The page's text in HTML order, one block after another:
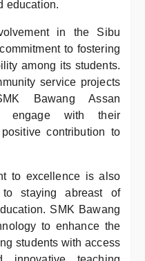
education.
in the Sibu
to fostering
among its students.
service projects
Bawang Assan
engage with their
contribution to
to excellence is also
staying abreast of
SMK Bawang
to enhance the
students with access